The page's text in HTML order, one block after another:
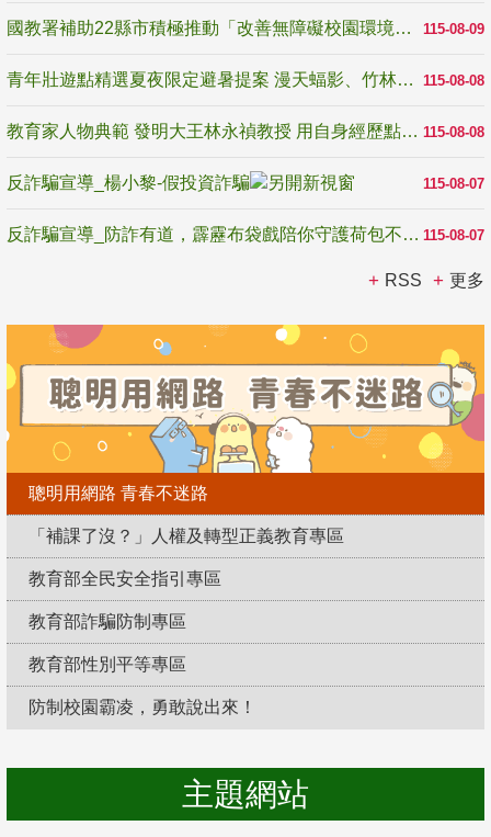
115-08-09
國教署補助22縣市積極推動「改善無障礙校園環境計畫」 打造友善、安全、無礙學習空間
115-08-08
青年壯遊點精選夏夜限定避暑提案 漫天蝠影、竹林尋蛙、茶香夜觀 邀青年暮色出發
115-08-08
教育家人物典範 發明大王林永禎教授 用自身經歷點亮學生的路
115-08-07
反詐騙宣導_楊小黎-假投資詐騙
115-08-07
反詐騙宣導_防詐有道，霹靂布袋戲陪你守護荷包不受騙
RSS 更多
聰明用網路 青春不迷路
「補課了沒？」人權及轉型正義教育專區
教育部全民安全指引專區
教育部詐騙防制專區
教育部性別平等專區
防制校園霸凌，勇敢說出來！
主題網站